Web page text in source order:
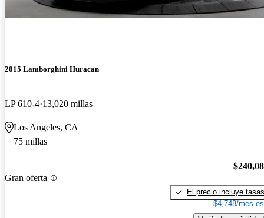
2015 Lamborghini Huracan
LP 610-4 13,020 millas
Los Angeles, CA
75 millas
Gran oferta
El precio incluye tasas
$4,748/mes